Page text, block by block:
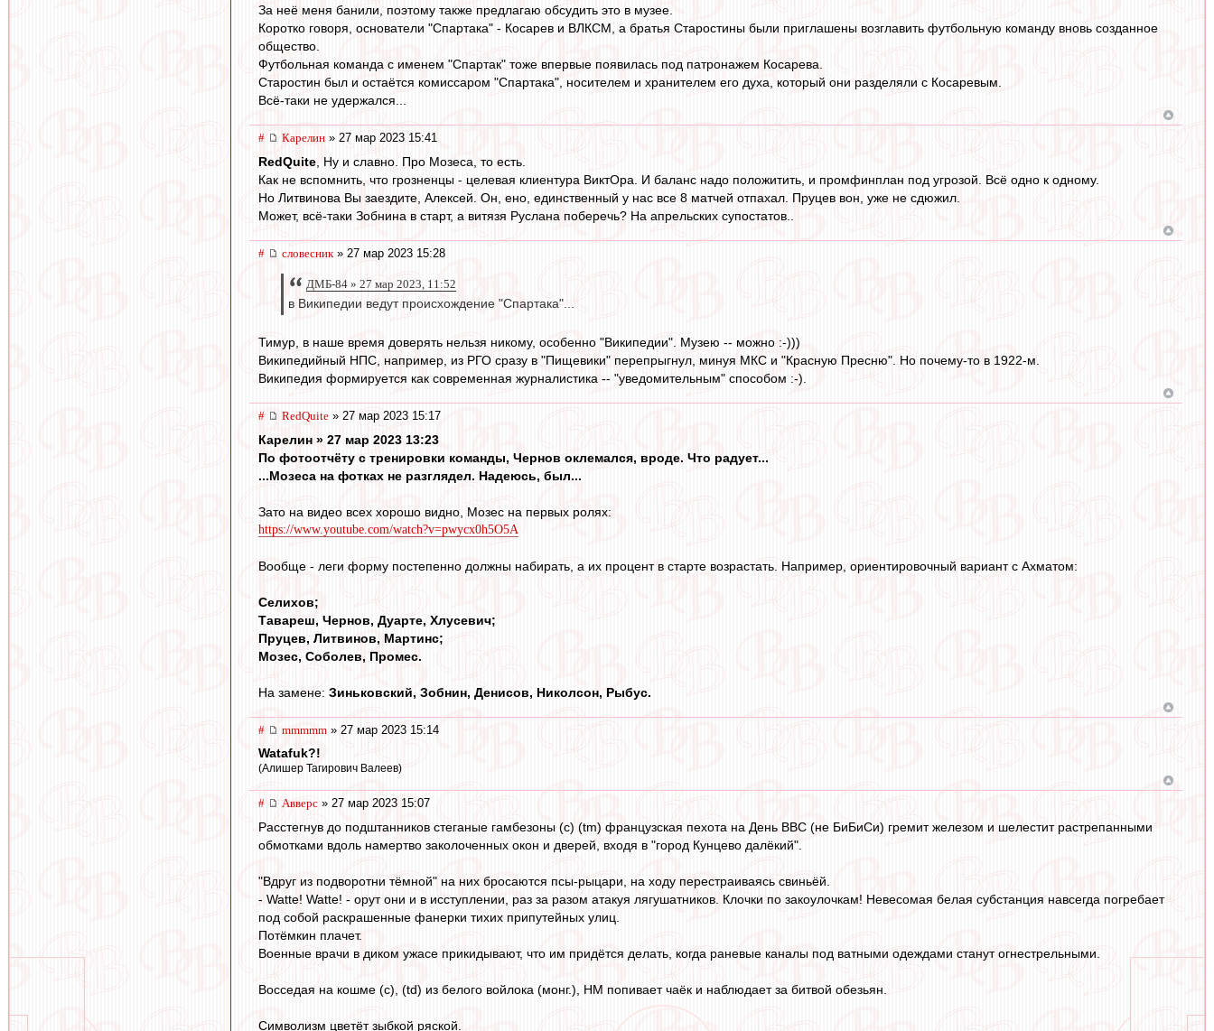
За неё меня банили, поэтому также предлагаю обсудить это в музее.
Коротко говоря, основатели "Спартака" - Косарев и ВЛКСМ, а братья Старостины были приглашены возглавить футбольную команду вновь созданное
общество.
Футбольная команда с именем "Спартак" тоже впервые появилась под патронажем Косарева.
Старостин был и остаётся комиссаром "Спартака", носителем и хранителем его духа, который они разделяли с Косаревым.
Всё-таки не удержался...
# Карелин » 27 мар 2023 15:41
RedQuite , Ну и славно. Про Мозеса, то есть.
Как не вспомнить, что грозненцы - целевая клиентура ВиктОра. И баланс надо положитить, и промфинплан под угрозой. Всё одно к одному.
Но Литвинова Вы заездите, Алексей. Он, ено, единственный у нас все 8 матчей отпахал. Пруцев вон, уже не сдюжил.
Может, всё-таки Зобнина в старт, а витязя Руслана поберечь? На апрельских супостатов..
# словесник » 27 мар 2023 15:28
ДМБ-84 » 27 мар 2023, 11:52
в Википедии ведут происхождение "Спартака"...
Тимур, в наше время доверять нельзя никому, особенно "Википедии". Музею -- можно :-)))
Википедийный НПС, например, из РГО сразу в "Пищевики" перепрыгнул, минуя МКС и "Красную Пресню". Но почему-то в 1922-м.
Википедия формируется как современная журналистика -- "уведомительным" способом :-).
# RedQuite » 27 мар 2023 15:17
Карелин » 27 мар 2023 13:23
По фотоотчёту с тренировки команды, Чернов оклемался, вроде. Что радует...
...Мозеса на фотках не разглядел. Надеюсь, был...
Зато на видео всех хорошо видно, Мозес на первых ролях:
https://www.youtube.com/watch?v=pwycx0h5O5A
Вообще - леги форму постепенно должны набирать, а их процент в старте возрастать. Например, ориентировочный вариант с Ахматом:
Селихов;
Тавареш, Чернов, Дуарте, Хлусевич;
Пруцев, Литвинов, Мартинс;
Мозес, Соболев, Промес.
На замене: Зиньковский, Зобнин, Денисов, Николсон, Рыбус.
# mmmmm » 27 мар 2023 15:14
Watafuk?!
(Алишер Тагирович Валеев)
# Авверс » 27 мар 2023 15:07
Расстегнув до подштанников стеганые гамбезоны (с) (tm) французская пехота на День ВВС (не БиБиСи) гремит железом и шелестит растрепанными
обмотками вдоль намертво заколоченных окон и дверей, входя в "город Кунцево далёкий".
"Вдруг из подворотни тёмной" на них бросаются псы-рыцари, на ходу перестраиваясь свиньёй.
- Watte! Watte! - орут они и в исступлении, раз за разом атакуя лягушатников. Клочки по закоулочкам! Невесомая белая субстанция навсегда погребает
под собой раскрашенные фанерки тихих припутейных улиц.
Потёмкин плачет.
Военные врачи в диком ужасе прикидывают, что им придётся делать, когда раневые каналы под ватными одеждами станут огнестрельными.
Восседая на кошме (с), (td) из белого войлока (монг.), НМ попивает чаёк и наблюдает за битвой обезьян.
Символизм цветёт зыбкой ряской.